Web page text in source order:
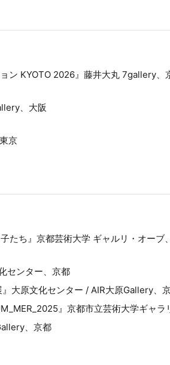
ョン KYOTO 2026』藤井大丸 7gallery、
、大阪
京
子たち』京都芸術大学 ギャルリ・オーブ
センター、京都
』大原文化センター / AIR大原Gallery、
』京都市立芸術大学ギャラ
、京都